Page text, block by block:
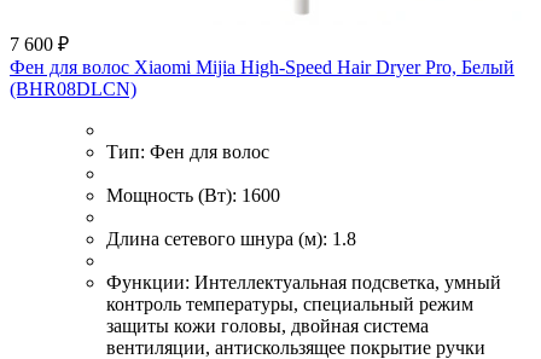
7 600 ₽
Фен для волос Xiaomi Mijia High-Speed Hair Dryer Pro, Белый
(BHR08DLCN)
Тип: Фен для волос
Мощность (Вт): 1600
Длина сетевого шнура (м): 1.8
Функции: Интеллектуальная подсветка, умный
контроль температуры, специальный режим
защиты кожи головы, двойная система
вентиляции, антискользящее покрытие ручки